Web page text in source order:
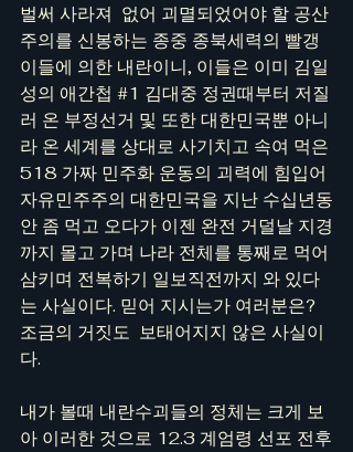
벌써 사라져  없어 괴멸되었어야 할 공산
주의를 신봉하는 종중 종북세력의 빨갱
이들에 의한 내란이니, 이들은 이미 김일
성의 애간첩 #1 김대중 정권때부터 저질
러 온 부정선거 및 또한 대한민국뿐 아니
라 온 세계를 상대로 사기치고 속여 먹은
518 가짜 민주화 운동의 괴력에 힘입어
자유민주주의 대한민국을 지난 수십년동
안 좀 먹고 오다가 이젠 완전 거덜날 지경
까지 몰고 가며 나라 전체를 통째로 먹어
삼키며 전복하기 일보직전까지 와 있다
는 사실이다. 믿어 지시는가 여러분은?
조금의 거짓도  보태어지지 않은 사실이
다.
내가 볼때 내란수괴들의 정체는 크게 보
아 이러한 것으로 12.3 계엄령 선포 전후